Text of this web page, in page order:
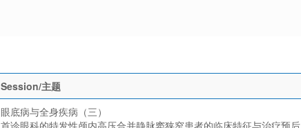
Session/主题
眼底病与全身疾病（三）
首诊眼科的特发性颅内高压合并静脉窦狭窄患者的临床特征与治疗预后